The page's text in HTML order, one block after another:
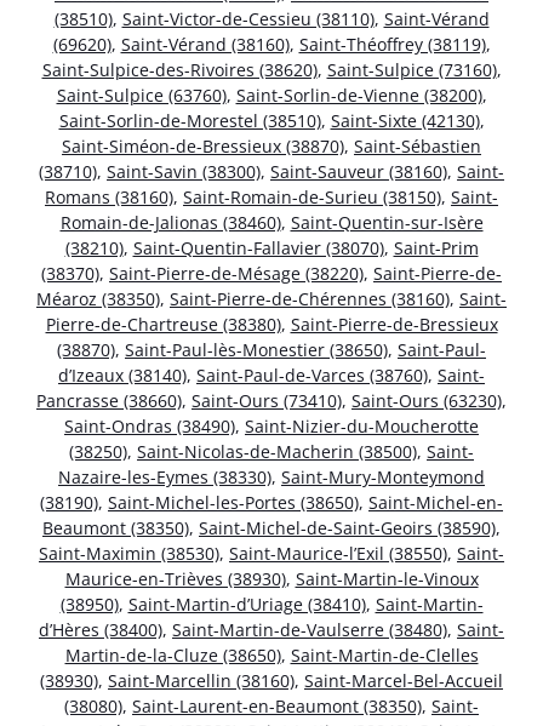
(38510), Saint-Victor-de-Cessieu (38110), Saint-Vérand
(69620), Saint-Vérand (38160), Saint-Théoffrey (38119),
Saint-Sulpice-des-Rivoires (38620), Saint-Sulpice (73160),
Saint-Sulpice (63760), Saint-Sorlin-de-Vienne (38200),
Saint-Sorlin-de-Morestel (38510), Saint-Sixte (42130),
Saint-Siméon-de-Bressieux (38870), Saint-Sébastien
(38710), Saint-Savin (38300), Saint-Sauveur (38160), Saint-
Romans (38160), Saint-Romain-de-Surieu (38150), Saint-
Romain-de-Jalionas (38460), Saint-Quentin-sur-Isère
(38210), Saint-Quentin-Fallavier (38070), Saint-Prim
(38370), Saint-Pierre-de-Mésage (38220), Saint-Pierre-de-
Méaroz (38350), Saint-Pierre-de-Chérennes (38160), Saint-
Pierre-de-Chartreuse (38380), Saint-Pierre-de-Bressieux
(38870), Saint-Paul-lès-Monestier (38650), Saint-Paul-
d’Izeaux (38140), Saint-Paul-de-Varces (38760), Saint-
Pancrasse (38660), Saint-Ours (73410), Saint-Ours (63230),
Saint-Ondras (38490), Saint-Nizier-du-Moucherotte
(38250), Saint-Nicolas-de-Macherin (38500), Saint-
Nazaire-les-Eymes (38330), Saint-Mury-Monteymond
(38190), Saint-Michel-les-Portes (38650), Saint-Michel-en-
Beaumont (38350), Saint-Michel-de-Saint-Geoirs (38590),
Saint-Maximin (38530), Saint-Maurice-l’Exil (38550), Saint-
Maurice-en-Trièves (38930), Saint-Martin-le-Vinoux
(38950), Saint-Martin-d’Uriage (38410), Saint-Martin-
d’Hères (38400), Saint-Martin-de-Vaulserre (38480), Saint-
Martin-de-la-Cluze (38650), Saint-Martin-de-Clelles
(38930), Saint-Marcellin (38160), Saint-Marcel-Bel-Accueil
(38080), Saint-Laurent-en-Beaumont (38350), Saint-